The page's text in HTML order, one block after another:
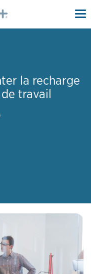
la recharge
travail